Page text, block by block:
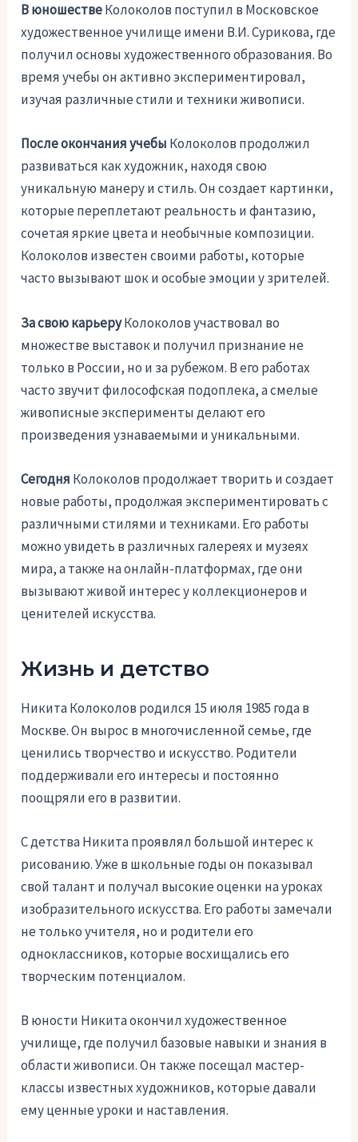
В юношествеКолоколов поступил в Московское
художественное училище имени В.И. Сурикова, где
получил основы художественного образования. Во
время учебы он активно экспериментировал,
изучая различные стили и техники живописи.
После окончания учебы Колоколов продолжил
развиваться как художник, находя свою
уникальную манеру и стиль. Он создает картинки,
которые переплетают реальность и фантазию,
сочетая яркие цвета и необычные композиции.
Колоколов известен своими работы, которые
часто вызывают шок и особые эмоции у зрителей.
За свою карьеруКолоколов участвовал во
множестве выставок и получил признание не
только в России, но и за рубежом. В его работах
часто звучит философская подоплека, а смелые
живописные эксперименты делают его
произведения узнаваемыми и уникальными.
Сегодня Колоколов продолжает творить и создает
новые работы, продолжая экспериментировать с
различными стилями и техниками. Его работы
можно увидеть в различных галереях и музеях
мира, а также на онлайн-платформах, где они
вызывают живой интерес у коллекционеров и
ценителей искусства.
Жизнь и детство
Никита Колоколов родился 15 июля 1985 года в
Москве. Он вырос в многочисленной семье, где
ценились творчество и искусство. Родители
поддерживали его интересы и постоянно
поощряли его в развитии.
С детства Никита проявлял большой интерес к
рисованию. Уже в школьные годы он показывал
свой талант и получал высокие оценки на уроках
изобразительного искусства. Его работы замечали
не только учителя, но и родители его
одноклассников, которые восхищались его
творческим потенциалом.
В юности Никита окончил художественное
училище, где получил базовые навыки и знания в
области живописи. Он также посещал мастер-
классы известных художников, которые давали
ему ценные уроки и наставления.